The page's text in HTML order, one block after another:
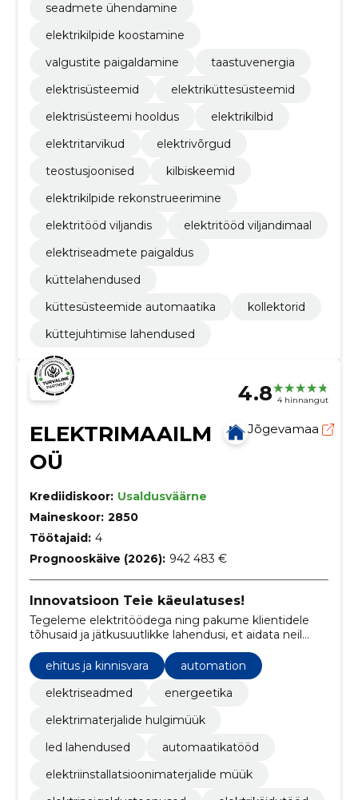
seadmete ühendamine
elektrikilpide koostamine
valgustite paigaldamine
taastuvenergia
elektrisüsteemid
elektriküttesüsteemid
elektrisüsteemi hooldus
elektrikilbid
elektritarvikud
elektrivõrgud
teostusjoonised
kilbiskeemid
elektrikilpide rekonstrueerimine
elektritööd viljandis
elektritööd viljandimaal
elektriseadmete paigaldus
küttelahendused
küttesüsteemide automaatika
kollektorid
küttejuhtimise lahendused
4.8 4 hinnangut
ELEKTRIMAAILM
OÜ
Jõgevamaa
Krediidiskoor: Usaldusväärne
Maineskoor: 2850
Töötajaid: 4
Prognooskäive (2026): 942 483 €
Innovatsioon Teie käeulatuses!
Tegeleme elektritöödega ning pakume klientidele
tõhusaid ja jätkusuutlikke lahendusi, et aidata neil
saavutada energiatõhususe eesmärke.
ehitus ja kinnisvara
automation
elektriseadmed
energeetika
elektrimaterjalide hulgimüük
led lahendused
automaatikatööd
elektriinstallatsioonimaterjalide müük